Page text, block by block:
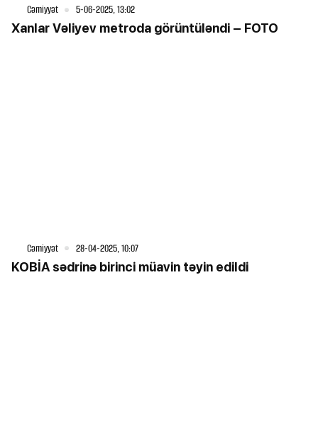
Cəmiyyət 5-06-2025, 13:02
Xanlar Vəliyev metroda görüntüləndi – FOTO
Cəmiyyət 28-04-2025, 10:07
KOBİA sədrinə birinci müavin təyin edildi